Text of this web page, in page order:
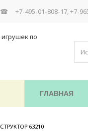
☎ +7-495-01-808-17, +7-
ГЛАВНАЯ
63210